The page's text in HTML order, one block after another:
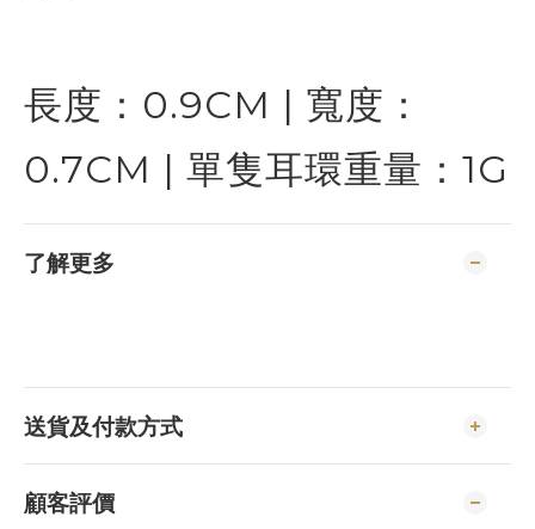
長度：0.9CM | 寬度：
0.7CM | 單隻耳環重量：1G
了解更多
送貨及付款方式
顧客評價